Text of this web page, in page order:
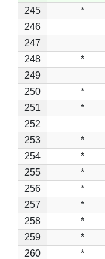
245
*
246
247
248
*
249
250
*
251
*
252
253
*
254
*
255
*
256
*
257
*
258
*
259
*
260
*